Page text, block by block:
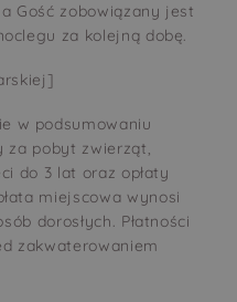
Gość zobowiązany jest
za kolejną dobę.
w podsumowaniu
za pobyt zwierząt,
do 3 lat oraz opłaty
miejscowa wynosi
dorosłych. Płatności
zakwaterowaniem